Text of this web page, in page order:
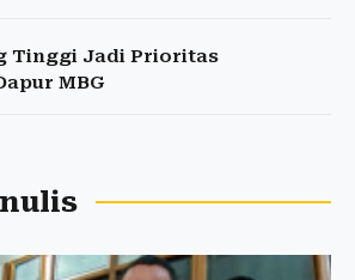
Tinggi Jadi Prioritas
MBG